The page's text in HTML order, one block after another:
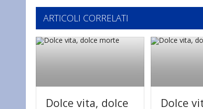
ARTICOLI CORRELATI
Dolce vita, dolce
Dolce